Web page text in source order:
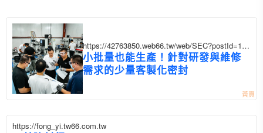
https://42763850.web66.tw/web/SEC?postId=135
2932
小批量也能生產！針對研發與維修
需求的少量客製化密封
https://fong_yi.tw66.com.tw